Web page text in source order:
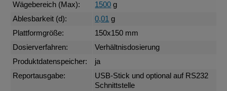
Wägebereich (Max):
1500 g
Ablesbarkeit (d):
0,01 g
Plattformgröße:
150x150 mm
Dosierverfahren:
Verhältnisdosierung
Produktdatenspeicher:
ja
Reportausgabe:
USB-Stick und optional auf RS232
Schnittstelle